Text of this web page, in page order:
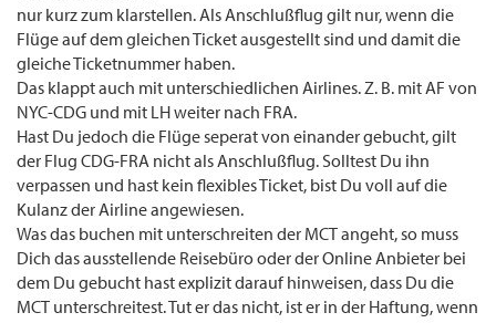
nur kurz zum klarstellen. Als Anschlußflug gilt nur, wenn die
Flüge auf dem gleichen Ticket ausgestellt sind und damit die
gleiche Ticketnummer haben.
Das klappt auch mit unterschiedlichen Airlines. Z. B. mit AF von
NYC-CDG und mit LH weiter nach FRA.
Hast Du jedoch die Flüge seperat von einander gebucht, gilt
der Flug CDG-FRA nicht als Anschlußflug. Solltest Du ihn
verpassen und hast kein flexibles Ticket, bist Du voll auf die
Kulanz der Airline angewiesen.
Was das buchen mit unterschreiten der MCT angeht, so muss
Dich das ausstellende Reisebüro oder der Online Anbieter bei
dem Du gebucht hast explizit darauf hinweisen, dass Du die
MCT unterschreitest. Tut er das nicht, ist er in der Haftung, wenn